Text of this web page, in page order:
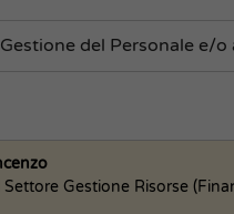
del Personale e/o
Gestione Risorse